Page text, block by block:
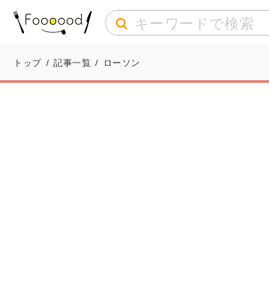
トップ / 記事一覧 / ローソン